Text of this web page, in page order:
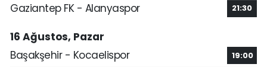
Gaziantep FK - Alanyaspor 21:30
16 Ağustos, Pazar
Başakşehir - Kocaelispor
19:00